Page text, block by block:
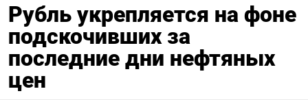
Рубль укрепляется на фоне
подскочивших за
последние дни нефтяных
цен